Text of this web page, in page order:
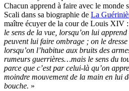
Chacun apprend à faire avec le monde
Scali dans sa biographie de La
maître écuyer de la cour de Louis XIV
le sens de la vue, lorsqu’on lui
peuvent lui faire ombrage ; on le dresse
lorsqu’on l’habitue aux bruits des
rumeurs guerrières…mais le sens du
parce que c’est par celui-là qu’on
moindre mouvement de la main en lui
bouche. »